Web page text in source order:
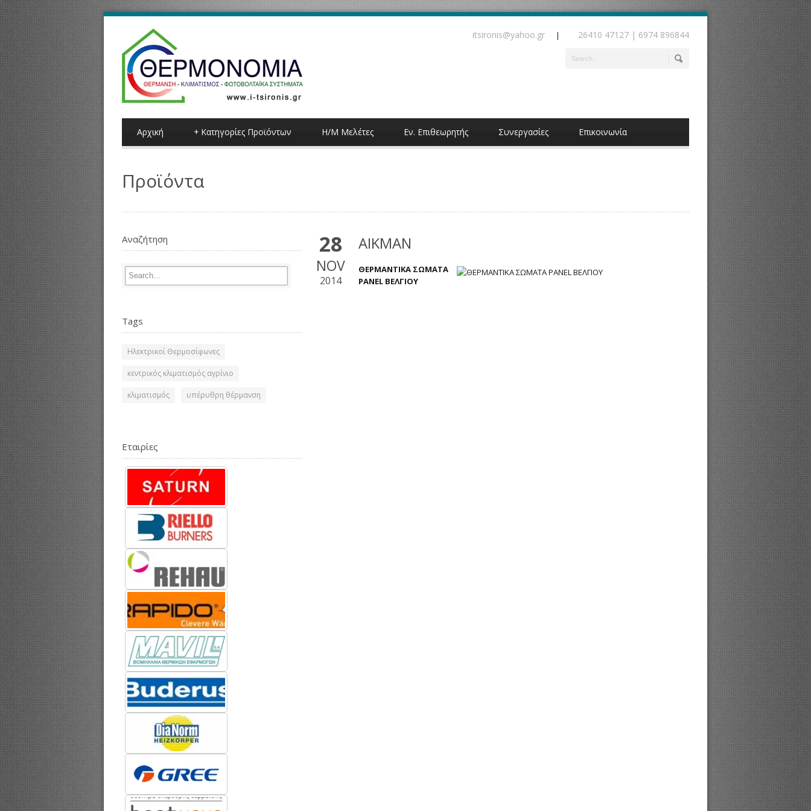
itsironis@yahoo.gr | 26410 47127 | 6974 896844
Αρχική Κατηγορίες Προϊόντων
+ Η/Μ Μελέτες Εν. Επιθεωρητής Συνεργασίες Επικοινωνία
Προϊόντα
28
NOV
2014
AIKMAN
ΘΕΡΜΑΝΤΙΚΑ ΣΩΜΑΤΑ
PANEL ΒΕΛΓΙΟΥ
Αναζήτηση
Tags
Ηλεκτρικοί Θερμοσίφωνες
κεντρικός κλιματισμός αγρίνιο
κλιματισμός υπέρυθρη θέρμανση
Εταιρίες